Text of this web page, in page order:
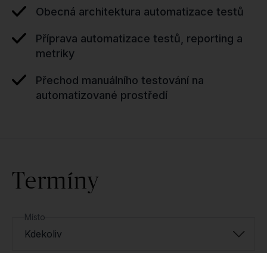
Obecná architektura automatizace testů
Příprava automatizace testů, reporting a
metriky
Přechod manuálního testování na
automatizované prostředí
Termíny
Místo
Kdekoliv